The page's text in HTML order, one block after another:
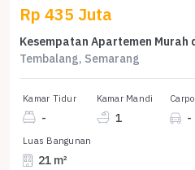
Rp 435 Juta
Tembalang, Semarang
Kamar Tidur
-
Kamar Mandi
1 -
Luas Bangunan
21 m²